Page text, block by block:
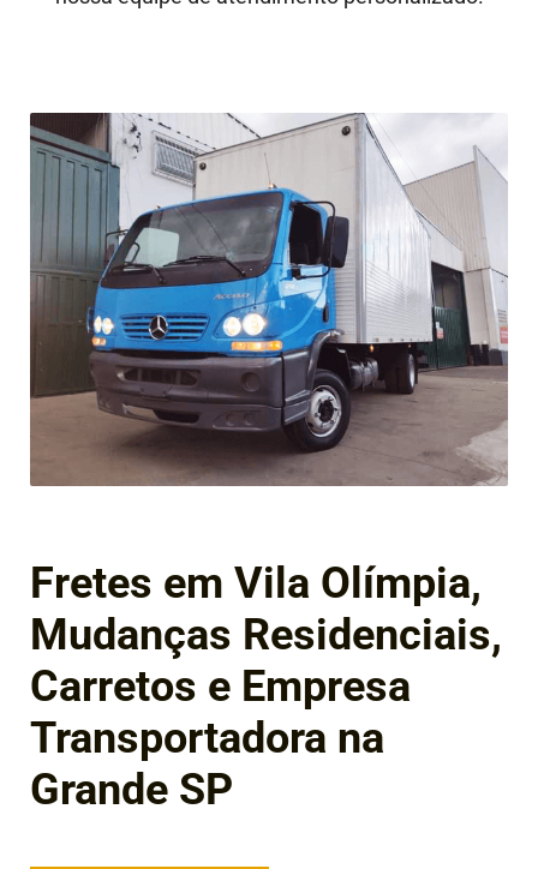
Fretes em Vila Olímpia,
Mudanças Residenciais,
Carretos e Empresa
Transportadora na
Grande SP